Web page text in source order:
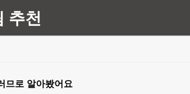
추천
므로 알아봤어요